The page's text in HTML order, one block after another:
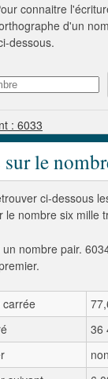
connaitre
d'un
dessous.
: 6033
le
ci-dessous
le nombre six mille
nombre pair.
carrée
36
non